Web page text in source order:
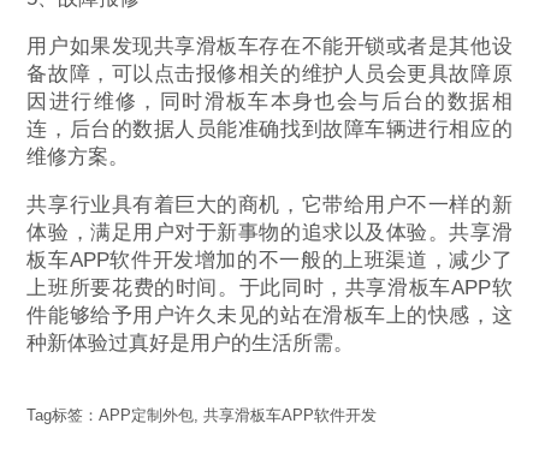
用户如果发现共享滑板车存在不能开锁或者是其他设
备故障，可以点击报修相关的维护人员会更具故障原
因进行维修，同时滑板车本身也会与后台的数据相
连，后台的数据人员能准确找到故障车辆进行相应的
维修方案。
共享行业具有着巨大的商机，它带给用户不一样的新
体验，满足用户对于新事物的追求以及体验。共享滑
板车APP软件开发增加的不一般的上班渠道，减少了
上班所要花费的时间。于此同时，共享滑板车APP软
件能够给予用户许久未见的站在滑板车上的快感，这
种新体验过真好是用户的生活所需。
Tag标签：APP定制外包,共享滑板车APP软件开发